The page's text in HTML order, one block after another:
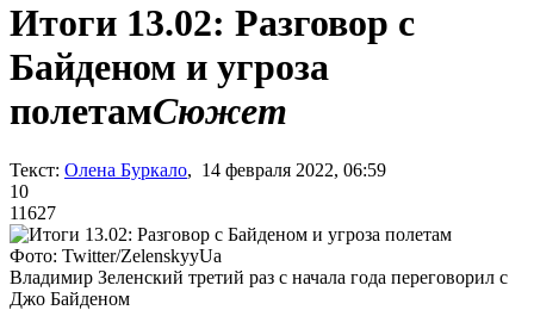
Итоги 13.02: Разговор с
Байденом и угроза
полетамСюжет
Текст: Олена Буркало, 14 февраля 2022, 06:59
10
11627
Фото: Twitter/ZelenskyyUa
Владимир Зеленский третий раз с начала года переговорил с
Джо Байденом